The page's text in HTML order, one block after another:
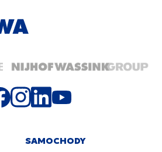
SAMOCHODY